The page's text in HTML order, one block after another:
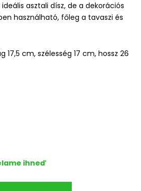
asztali dísz, de a dekorációs
használható, főleg a tavaszi és
17,5 cm, szélesség 17 cm, hossz 26
ihneď